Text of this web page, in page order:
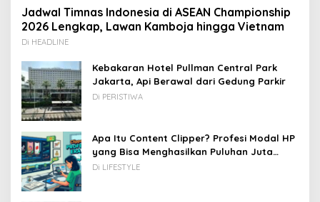
Jadwal Timnas Indonesia di ASEAN Championship
2026 Lengkap, Lawan Kamboja hingga Vietnam
Di HEADLINE
Kebakaran Hotel Pullman Central Park
Jakarta, Api Berawal dari Gedung Parkir
Di PERISTIWA
Apa Itu Content Clipper? Profesi Modal HP
yang Bisa Menghasilkan Puluhan Juta
Rupiah
Di LIFESTYLE